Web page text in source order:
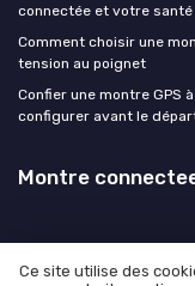
connectée et votre
Comment choisir une
tension au poignet
Confier une montre GPS
configurer avant le
Montre
Ce site utilise des